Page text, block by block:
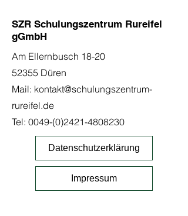
SZR Schulungszentrum Rureifel
gGmbH
Am Ellernbusch 18-20
52355 Düren
Mail: kontakt@schulungszentrum-
rureifel.de
Tel: 0049-(0)2421-4808230
Datenschutzerklärung
Impressum